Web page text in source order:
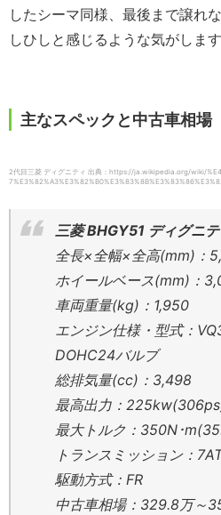
したシーマ同様、最後まで譲れ
しひしと感じるような気がします
主なスペックと中古車相場
2代目三菱 ディグニティ 出典：https://ja.wikipedia.org/wiki/
三菱 BHGY51 ディグニ
全長×全幅×全高(mm)：
ホイールベース(mm)：
車両重量(kg)：1,950
エンジン仕様・型式：
DOHC24バルブ
総排気量(cc)：3,498
最高出力：
最大トルク：350N･
トランスミッション：
駆動方式：FR
中古車相場：329.8万～